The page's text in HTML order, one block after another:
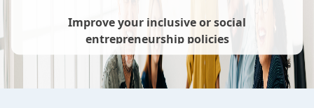
Improve your inclusive or social
entrepreneurship policies